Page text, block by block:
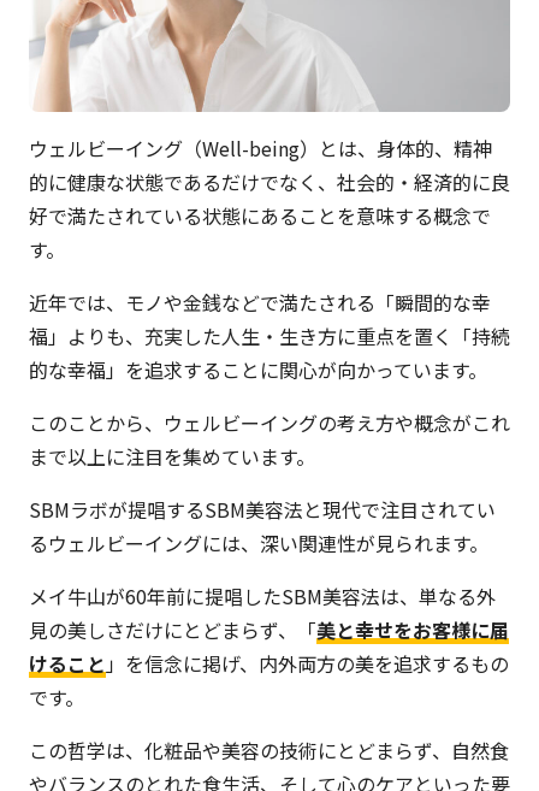
ウェルビーイング（Well-being）とは、身体的、精神
的に健康な状態であるだけでなく、社会的・経済的に良
好で満たされている状態にあることを意味する概念で
す。
近年では、モノや金銭などで満たされる「瞬間的な幸
福」よりも、充実した人生・生き方に重点を置く「持続
的な幸福」を追求することに関心が向かっています。
このことから、ウェルビーイングの考え方や概念がこれ
まで以上に注目を集めています。
SBMラボが提唱するSBM美容法と現代で注目されてい
るウェルビーイングには、深い関連性が見られます。
メイ牛山が60年前に提唱したSBM美容法は、単なる外
見の美しさだけにとどまらず、「美と幸せをお客様に届
けること 」を信念に掲げ、内外両方の美を追求するもの
です。
この哲学は、化粧品や美容の技術にとどまらず、自然食
やバランスのとれた食生活、そして心のケアといった要